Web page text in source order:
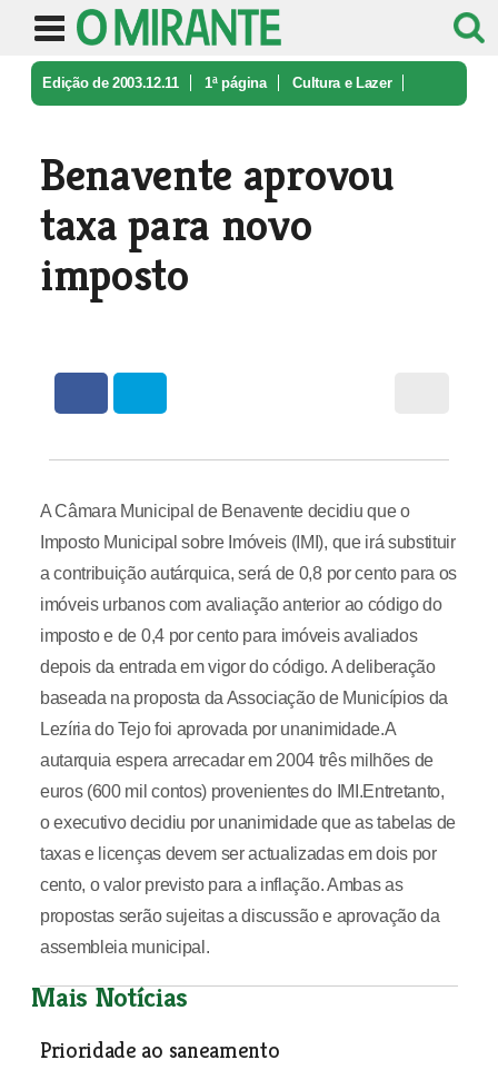
Edição de 2003.12.11 1ª página Cultura e Lazer
Benavente aprovou
taxa para novo
imposto
A Câmara Municipal de Benavente decidiu que o
Imposto Municipal sobre Imóveis (IMI), que irá substituir
a contribuição autárquica, será de 0,8 por cento para os
imóveis urbanos com avaliação anterior ao código do
imposto e de 0,4 por cento para imóveis avaliados
depois da entrada em vigor do código. A deliberação
baseada na proposta da Associação de Municípios da
Lezíria do Tejo foi aprovada por unanimidade.A
autarquia espera arrecadar em 2004 três milhões de
euros (600 mil contos) provenientes do IMI.Entretanto,
o executivo decidiu por unanimidade que as tabelas de
taxas e licenças devem ser actualizadas em dois por
cento, o valor previsto para a inflação. Ambas as
propostas serão sujeitas a discussão e aprovação da
assembleia municipal.
Mais Notícias
Prioridade ao saneamento